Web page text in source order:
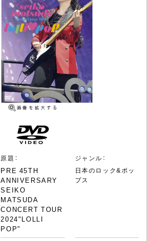
原題：
PRE 45TH
ANNIVERSARY
SEIKO
MATSUDA
CONCERT TOUR
2024"LOLLI
POP"
ジャンル：
日本のロック&ポッ
プス